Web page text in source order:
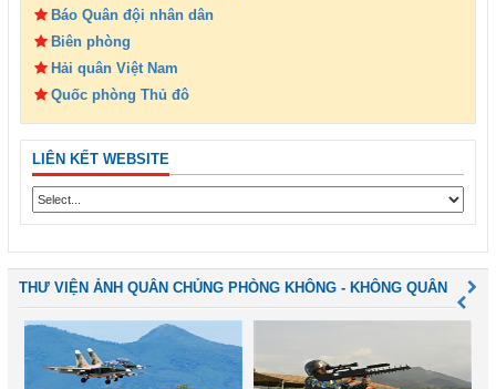
Báo Quân đội nhân dân
Biên phòng
Hải quân Việt Nam
Quốc phòng Thủ đô
LIÊN KẾT WEBSITE
THƯ VIỆN ẢNH QUÂN CHỦNG PHÒNG KHÔNG - KHÔNG QUÂN